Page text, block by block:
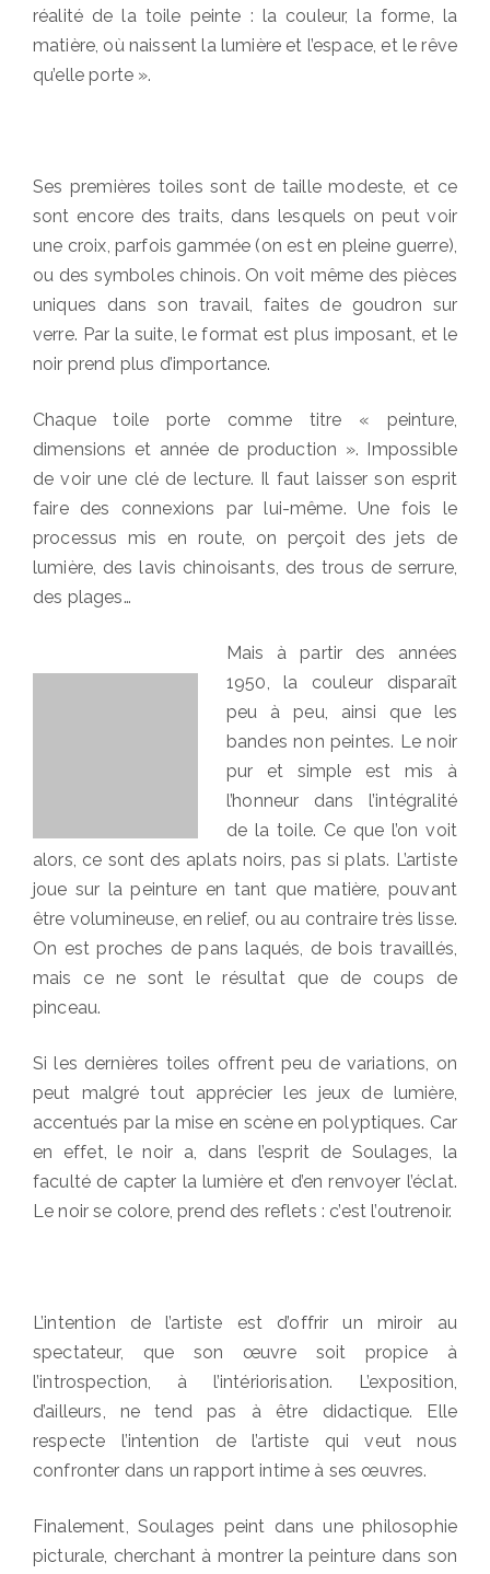
réalité de la toile peinte : la couleur, la forme, la
matière, où naissent la lumière et l’espace, et le rêve
qu’elle porte ».
Ses premières toiles sont de taille modeste, et ce
sont encore des traits, dans lesquels on peut voir
une croix, parfois gammée (on est en pleine guerre),
ou des symboles chinois. On voit même des pièces
uniques dans son travail, faites de goudron sur
verre. Par la suite, le format est plus imposant, et le
noir prend plus d’importance.
Chaque toile porte comme titre « peinture,
dimensions et année de production ». Impossible
de voir une clé de lecture. Il faut laisser son esprit
faire des connexions par lui-même. Une fois le
processus mis en route, on perçoit des jets de
lumière, des lavis chinoisants, des trous de serrure,
des plages…
Mais à partir des années
1950, la couleur disparaît
peu à peu, ainsi que les
bandes non peintes. Le noir
pur et simple est mis à
l’honneur dans l’intégralité
de la toile. Ce que l’on voit
alors, ce sont des aplats noirs, pas si plats. L’artiste
joue sur la peinture en tant que matière, pouvant
être volumineuse, en relief, ou au contraire très lisse.
On est proches de pans laqués, de bois travaillés,
mais ce ne sont le résultat que de coups de
pinceau.
Si les dernières toiles offrent peu de variations, on
peut malgré tout apprécier les jeux de lumière,
accentués par la mise en scène en polyptiques. Car
en effet, le noir a, dans l’esprit de Soulages, la
faculté de capter la lumière et d’en renvoyer l’éclat.
Le noir se colore, prend des reflets : c’est l’outrenoir.
L’intention de l’artiste est d’offrir un miroir au
spectateur, que son œuvre soit propice à
l’introspection, à l’intériorisation. L’exposition,
d’ailleurs, ne tend pas à être didactique. Elle
respecte l’intention de l’artiste qui veut nous
confronter dans un rapport intime à ses œuvres.
Finalement, Soulages peint dans une philosophie
picturale, cherchant à montrer la peinture dans son